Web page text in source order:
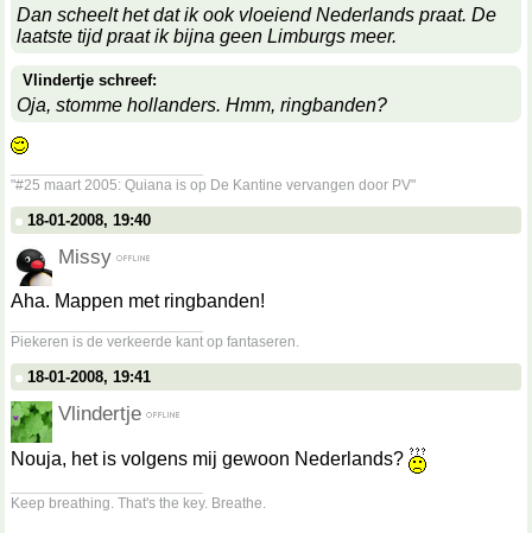
Dan scheelt het dat ik ook vloeiend Nederlands praat. De
laatste tijd praat ik bijna geen Limburgs meer.
Vlindertje schreef:
Oja, stomme hollanders. Hmm, ringbanden?
"#25 maart 2005: Quiana is op De Kantine vervangen door PV"
18-01-2008, 19:40
Missy
Aha. Mappen met ringbanden!
Piekeren is de verkeerde kant op fantaseren.
18-01-2008, 19:41
Vlindertje
Nouja, het is volgens mij gewoon Nederlands?
Keep breathing. That's the key. Breathe.